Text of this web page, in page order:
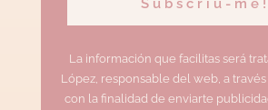
La información que facilitas será
López, responsable del web, a
con la finalidad de enviarte